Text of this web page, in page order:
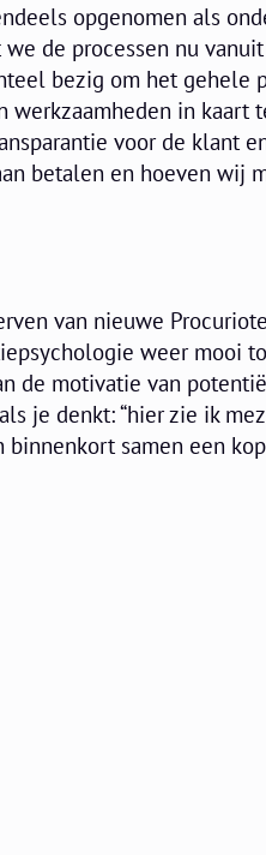
opgenomen als
de processen nu
bezig om het gehele
in kaart
voor de klant
betalen en hoeven wij
van nieuwe
weer mooi
de motivatie van
je denkt: “hier zie ik
samen een